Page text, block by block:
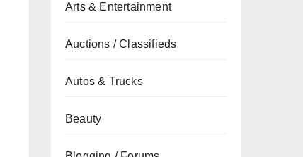
Arts & Entertainment
Auctions / Classifieds
Autos & Trucks
Beauty